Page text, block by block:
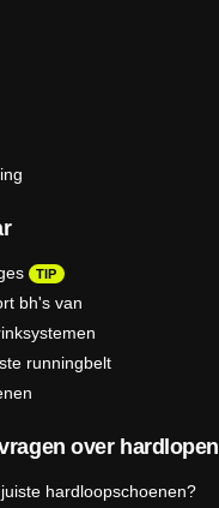
TIP
bh's van
runningbelt
over hardlopen
hardloopschoenen?